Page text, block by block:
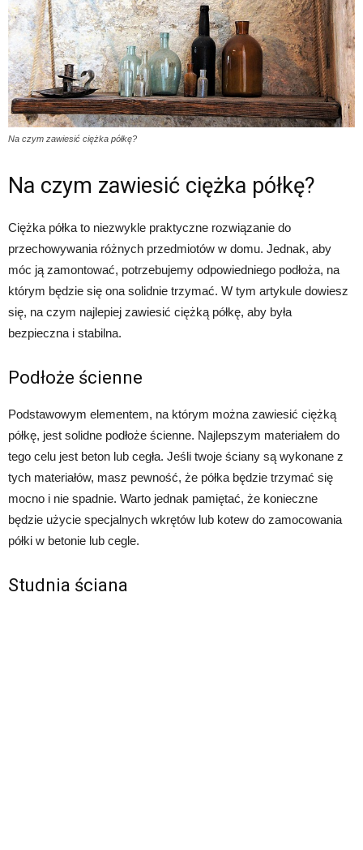
Na czym zawiesić ciężka półkę?
Na czym zawiesić ciężka półkę?
Ciężka półka to niezwykle praktyczne rozwiązanie do
przechowywania różnych przedmiotów w domu. Jednak, aby
móc ją zamontować, potrzebujemy odpowiedniego podłoża, na
którym będzie się ona solidnie trzymać. W tym artykule dowiesz
się, na czym najlepiej zawiesić ciężką półkę, aby była
bezpieczna i stabilna.
Podłoże ścienne
Podstawowym elementem, na którym można zawiesić ciężką
półkę, jest solidne podłoże ścienne. Najlepszym materiałem do
tego celu jest beton lub cegła. Jeśli twoje ściany są wykonane z
tych materiałów, masz pewność, że półka będzie trzymać się
mocno i nie spadnie. Warto jednak pamiętać, że konieczne
będzie użycie specjalnych wkrętów lub kotew do zamocowania
półki w betonie lub cegle.
Studnia ściana